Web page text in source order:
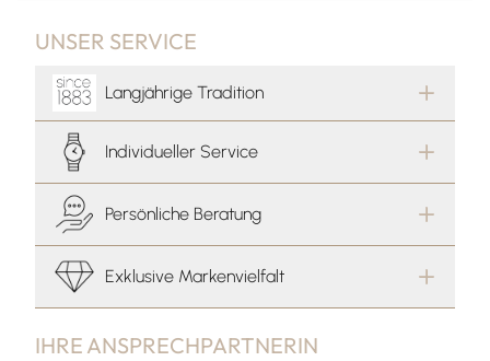
IHRE ANSPRECHPARTNERIN
UNSER SERVICE
Langjährige Tradition
Individueller Service
Persönliche Beratung
Exklusive Markenvielfalt